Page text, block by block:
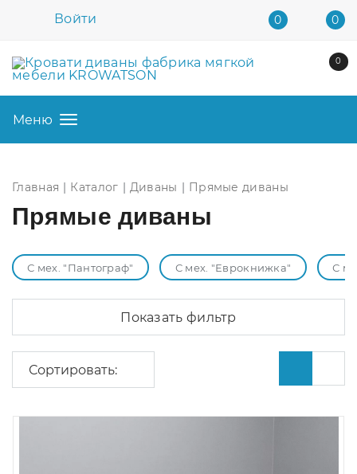
Войти 0 0
0
Меню
Главная Каталог Диваны Прямые диваны
Прямые диваны
С мех. "Пантограф" С мех. "Еврокнижка" С
Показать фильтр
Сортировать: